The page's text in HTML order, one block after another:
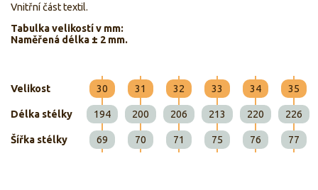
Vnitřní část textil.
Tabulka velikostí v mm:
Naměřená délka ± 2 mm.
Velikost 30 31 32 33 34 35
Délka stélky 194 200 206 213 220 226
Šířka stélky 69 70 71 75 76 77